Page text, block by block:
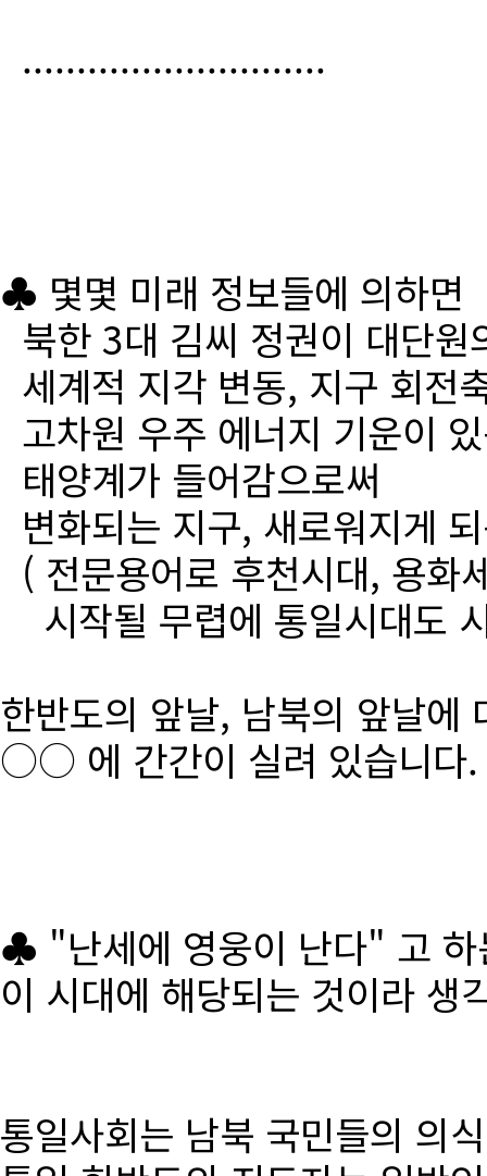
............................
♣ 몇몇 미래 정보들에 의하면
북한 3대 김씨 정권이 대단
세계적 지각 변동, 지구 회전
고차원 우주 에너지 기운이
태양계가 들어감으로써
변화되는 지구, 새로워지게
( 전문용어로 후천시대, 용화
시작될 무렵에 통일시대도
한반도의 앞날, 남북의 앞날에
○○ 에 간간이 실려 있습니다.
♣ "난세에 영웅이 난다" 고 하
이 시대에 해당되는 것이라 생
통일사회는 남북 국민들의 의